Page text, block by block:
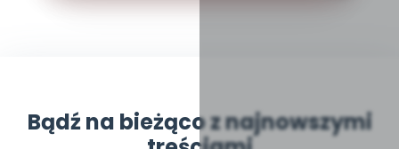
Bądź na bieżąco z najnowszymi